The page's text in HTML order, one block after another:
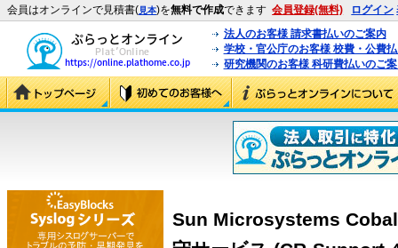
会員はオンラインで見積書(見本)を無料で作成できます 会員登録(無料) ログイン
法人のお客様 請求書払いのご案内
学校・官公庁のお客様 校費・公費
研究機関のお客様 科研費払いのご
Sun Microsystems